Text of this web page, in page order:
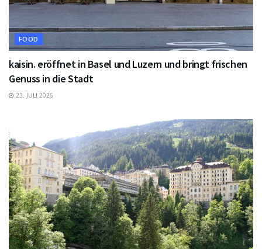
FOOD
kaisin. eröffnet in Basel und Luzern und bringt frischen
Genuss in die Stadt
23. JULI 2026